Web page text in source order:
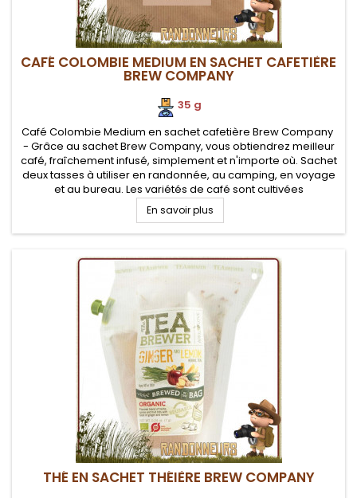
CAFÉ COLOMBIE MEDIUM EN SACHET CAFETIÈRE
BREW COMPANY
35 g
Café Colombie Medium en sachet cafetière Brew Company
- Grâce au sachet Brew Company, vous obtiendrez meilleur
café, fraîchement infusé, simplement et n'importe où. Sachet
deux tasses à utiliser en randonnée, au camping, en voyage
et au bureau. Les variétés de café sont cultivées
biologiquement et ont reçu le label du commerce équitable.
Le café est à...
En savoir plus
THÉ EN SACHET THÉIÈRE BREW COMPANY